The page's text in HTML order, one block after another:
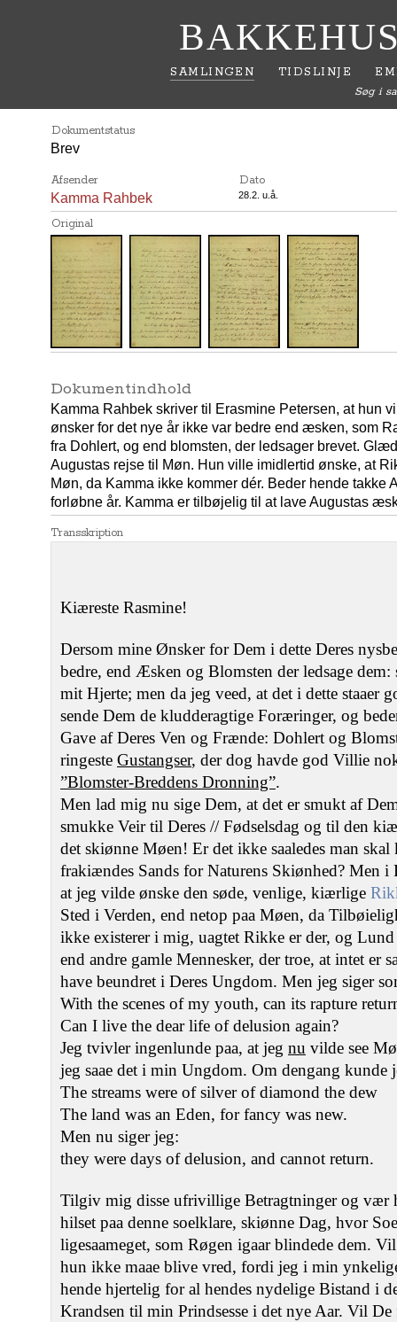
SAMLINGEN TIDSLINJE
Søg i
Dokumentstatus
Brev
Afsender Dato
Kamma Rahbek 28.2. u.å.
Original
Dokumentindhold
Kamma Rahbek skriver til Erasmine Petersen, at hun
ønsker for det nye år ikke var bedre end æsken, som
fra Dohlert, og end blomsten, der ledsager brevet.
Augustas rejse til Møn. Hun ville imidlertid ønske, at
Møn, da Kamma ikke kommer dér. Beder hende takke
forløbne år. Kamma er tilbøjelig til at lave Augustas
Transskription
Kiæreste Rasmine!
Dersom mine Ønsker for Dem i dette Deres
bedre, end Æsken og Blomsten der ledsage dem:
mit Hjerte; men da jeg veed, at det i dette staaer
sende Dem de kludderagtige Foræringer, og
Gave af Deres Ven og Frænde: Dohlert og
ringeste Gustangser, der dog havde god Villie
”Blomster-Breddens Dronning”.
Men lad mig nu sige Dem, at det er smukt af
smukke Veir til Deres // Fødselsdag og til den
det skiønne Møen! Er det ikke saaledes man
frakiændes Sands for Naturens Skiønhed? Men i
at jeg vilde ønske den søde, venlige, kiærlige
Sted i Verden, end netop paa Møen, da
ikke existerer i mig, uagtet Rikke er der, og
end andre gamle Mennesker, der troe, at intet er
have beundret i Deres Ungdom. Men jeg siger
With the scenes of my youth, can its rapture
Can I live the dear life of delusion again?
Jeg tvivler ingenlunde paa, at jeg nu vilde see
jeg saae det i min Ungdom. Om dengang kunde
The streams were of silver of diamond the dew
The land was an Eden, for fancy was new.
Men nu siger jeg:
they were days of delusion, and cannot return.
Tilgiv mig disse ufrivillige Betragtninger og vær
hilset paa denne soelklare, skiønne Dag, hvor
ligesaameget, som Røgen igaar blindede dem.
hun ikke maae blive vred, fordi jeg i min
hende hjertelig for al hendes nydelige Bistand i
Krandsen til min Prindsesse i det nye Aar. Vil De